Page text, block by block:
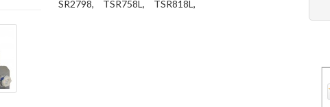
SR2798,
TSR758L, TSR818L,